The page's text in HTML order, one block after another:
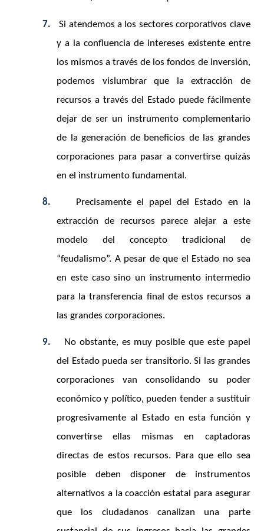
7.
Si atendemos a los sectores corporativos clave
y a la confluencia de intereses existente entre
los mismos a través de los fondos de inversión,
podemos vislumbrar que la extracción de
recursos a través del Estado puede fácilmente
dejar de ser un instrumento complementario
de la generación de beneficios de las grandes
corporaciones para pasar a convertirse quizás
en el instrumento fundamental.
8.
Precisamente el papel del Estado en la
extracción de recursos parece alejar a este
modelo del concepto tradicional de
“feudalismo”. A pesar de que el Estado no sea
en este caso sino un instrumento intermedio
para la transferencia final de estos recursos a
las grandes corporaciones.
9.
No obstante, es muy posible que este papel
del Estado pueda ser transitorio. Si las grandes
corporaciones van consolidando su poder
económico y político, pueden tender a sustituir
progresivamente al Estado en esta función y
convertirse ellas mismas en captadoras
directas de estos recursos. Para que ello sea
posible deben disponer de instrumentos
alternativos a la coacción estatal para asegurar
que los ciudadanos canalizan una parte